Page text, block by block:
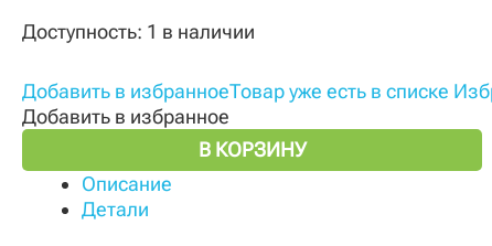
Доступность: 1 в наличии
Добавить в избранноеТовар уже есть в списке
Добавить в избранное
В КОРЗИНУ
Описание
Детали